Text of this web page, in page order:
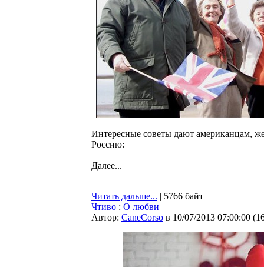
Интересные советы дают американцам,
Россию:
Далее...
Читать дальше... | 5766 байт
Чтиво : О любви
Автор: CaneCorso в 10/07/2013 07:00:00 (